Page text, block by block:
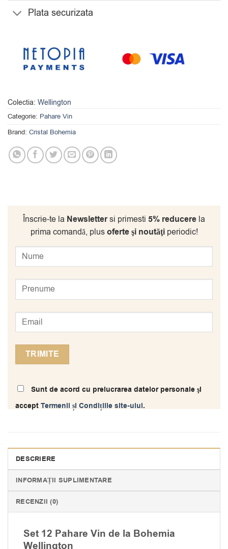
Plata securizata
Colectia: Wellington
Categorie: Pahare Vin
Brand: Cristal Bohemia
Înscrie-te la Newslettersi primesti 5% reducere la
prima comandă, plusoferte şi noutăţiperiodic!
Sunt de acord cu prelucrarea datelor personale şi
acceptTermenii și Condițiile site-ului.
DESCRIERE
INFORMAȚII SUPLIMENTARE
RECENZII (0)
Set 12 Pahare Vin de la Bohemia
Wellington